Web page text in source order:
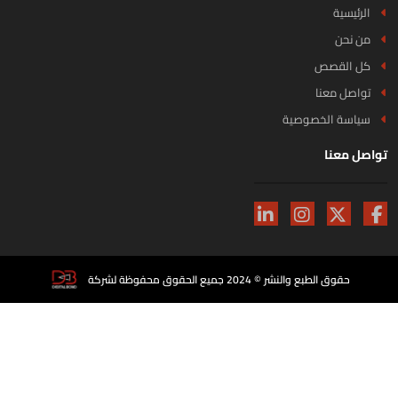
الرئيسية
من نحن
كل القصص
تواصل معنا
سياسة الخصوصية
معنا
حقوق الطبع والنشر © 2024 جميع الحقوق محفوظة لشركة